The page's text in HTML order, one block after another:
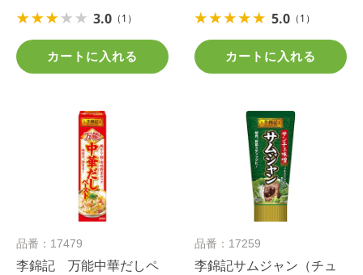
3.0 （1）
カートに入れる
5.0 （1）
カートに入れる
品番：17479
李錦記 万能中華だしペ
品番：17259
李錦記サムジャン（チュ